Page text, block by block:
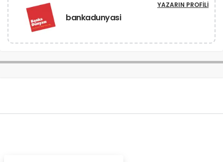
bankadunyasi
YAZARIN PROFILI